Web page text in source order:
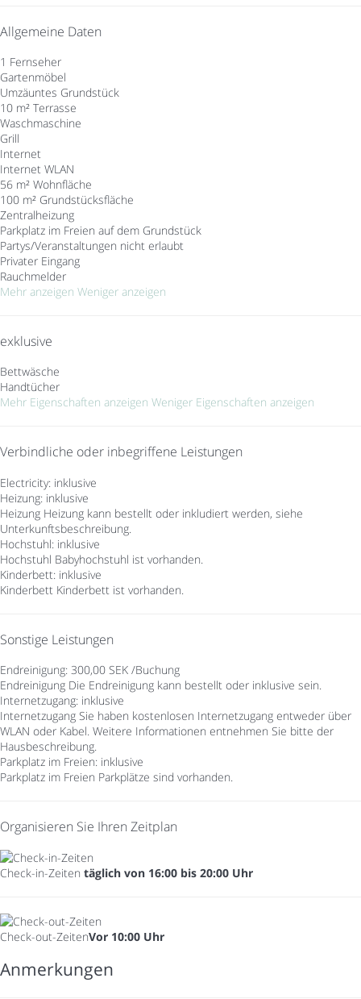
Allgemeine Daten
1 Fernseher
Gartenmöbel
Umzäuntes Grundstück
10 m² Terrasse
Waschmaschine
Grill
Internet
Internet WLAN
56 m² Wohnfläche
100 m² Grundstücksfläche
Zentralheizung
Parkplatz im Freien auf dem Grundstück
Partys/Veranstaltungen nicht erlaubt
Privater Eingang
Rauchmelder
Mehr anzeigen Weniger anzeigen
exklusive
Bettwäsche
Handtücher
Mehr Eigenschaften anzeigen Weniger Eigenschaften anzeigen
Verbindliche oder inbegriffene Leistungen
Electricity: inklusive
Heizung: inklusive
Heizung Heizung kann bestellt oder inkludiert werden, siehe
Unterkunftsbeschreibung.
Hochstuhl: inklusive
Hochstuhl Babyhochstuhl ist vorhanden.
Kinderbett: inklusive
Kinderbett Kinderbett ist vorhanden.
Sonstige Leistungen
Endreinigung: 300,00 SEK /Buchung
Endreinigung Die Endreinigung kann bestellt oder inklusive sein.
Internetzugang: inklusive
Internetzugang Sie haben kostenlosen Internetzugang entweder über
WLAN oder Kabel. Weitere Informationen entnehmen Sie bitte der
Hausbeschreibung.
Parkplatz im Freien: inklusive
Parkplatz im Freien Parkplätze sind vorhanden.
Organisieren Sie Ihren Zeitplan
Check-in-Zeiten täglich von 16:00 bis 20:00 Uhr
Check-out-ZeitenVor 10:00 Uhr
Anmerkungen